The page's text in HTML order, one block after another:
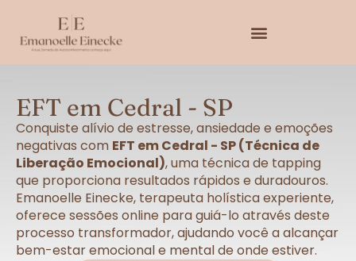
EFT em Cedral - SP
Conquiste alívio de estresse, ansiedade e emoções
negativas com EFT em Cedral - SP (Técnica de
Liberação Emocional), uma técnica de tapping
que proporciona resultados rápidos e duradouros.
Emanoelle Einecke, terapeuta holística experiente,
oferece sessões online para guiá-lo através deste
processo transformador, ajudando você a alcançar
bem-estar emocional e mental de onde estiver.